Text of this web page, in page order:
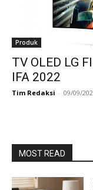
Produk
TV OLED LG
IFA 2022
Tim Redaksi - 09/09/
MOST READ